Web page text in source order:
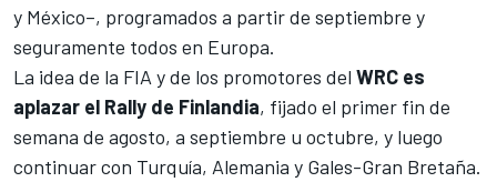
y México–, programados a partir de septiembre y
seguramente todos en Europa.
La idea de la FIA y de los promotores del WRC es
aplazar el Rally de Finlandia, fijado el primer fin de
semana de agosto, a septiembre u octubre, y luego
continuar con Turquía, Alemania y Gales-Gran Bretaña.